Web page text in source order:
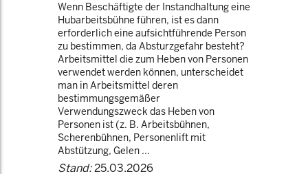
Wenn Beschäftigte der Instandhaltung eine
Hubarbeitsbühne führen, ist es dann
erforderlich eine aufsichtführende Person
zu bestimmen, da Absturzgefahr besteht?
Arbeitsmittel die zum Heben von Personen
verwendet werden können, unterscheidet
man in Arbeitsmittel deren
bestimmungsgemäßer
Verwendungszweck das Heben von
Personen ist (z. B. Arbeitsbühnen,
Scherenbühnen, Personenlift mit
Abstützung, Gelen ...
Stand:25.03.2026